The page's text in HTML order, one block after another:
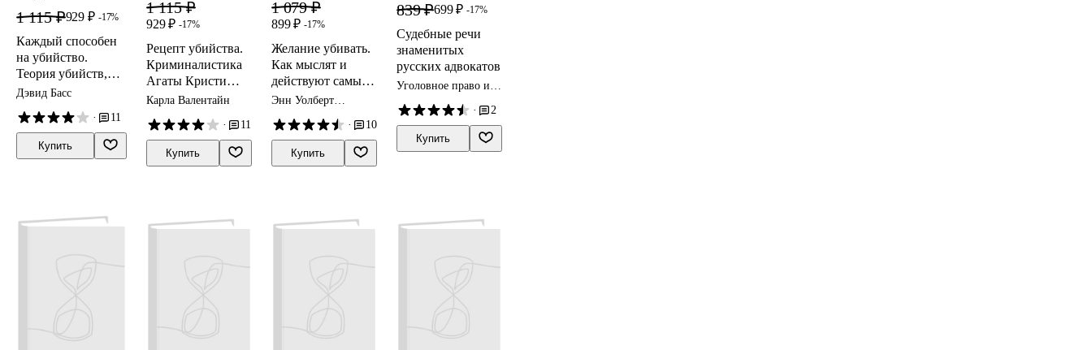
1 115 ₽929 ₽ -17%
Каждый способен
на убийство.
Теория убийств,
которая стала
Дэвид Басс
·
11
Купить
1 115 ₽
929 ₽ -17%
Рецепт убийства.
Криминалистика
Агаты Кристи
глазами
Карла Валентайн
·
11
Купить
1 079 ₽
899 ₽ -17%
Желание убивать.
Как мыслят и
действуют самые
жестокие люди
Энн Уолберт
·
10
Купить
839 ₽699 ₽ -17%
Судебные речи
знаменитых
русских адвокатов
Уголовное право и
·
2
Купить